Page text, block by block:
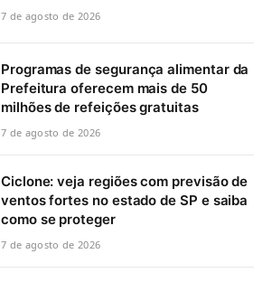
7 de agosto de 2026
Programas de segurança alimentar da
Prefeitura oferecem mais de 50
milhões de refeições gratuitas
7 de agosto de 2026
Ciclone: veja regiões com previsão de
ventos fortes no estado de SP e saiba
como se proteger
7 de agosto de 2026